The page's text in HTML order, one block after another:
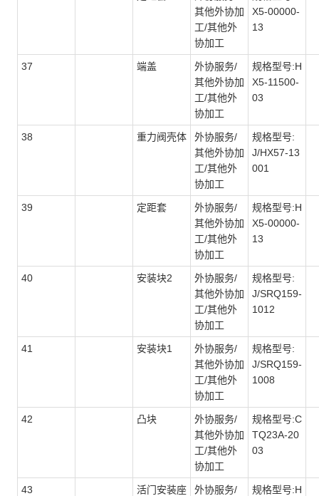
其他外协加
工/其他外
协加工
X5-00000-
13
37 端盖
外协服务/
其他外协加
工/其他外
协加工
规格型号:H
X5-11500-
03
38 重力阀壳体
外协服务/
其他外协加
工/其他外
协加工
规格型号:
J/HX57-13
001
39 定距套
外协服务/
其他外协加
工/其他外
协加工
规格型号:H
X5-00000-
13
40 安装块2
外协服务/
其他外协加
工/其他外
协加工
规格型号:
J/SRQ159-
1012
41 安装块1
外协服务/
其他外协加
工/其他外
协加工
规格型号:
J/SRQ159-
1008
42 凸块
外协服务/
其他外协加
工/其他外
协加工
规格型号:C
TQ23A-20
03
43 活门安装座
外协服务/
规格型号:H